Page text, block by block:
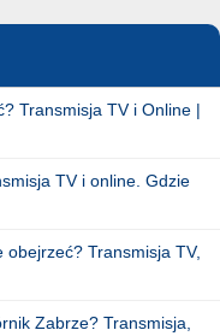
Transmisja TV i Online |
TV i online. Gdzie
obejrzeć? Transmisja TV,
Zabrze? Transmisja,